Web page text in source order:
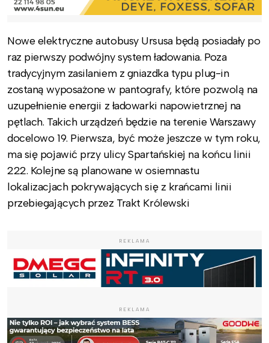
Nowe elektryczne autobusy Ursusa będą posiadały po
raz pierwszy podwójny system ładowania. Poza
tradycyjnym zasilaniem z gniazdka typu plug-in
zostaną wyposażone w pantografy, które pozwolą na
uzupełnienie energii z ładowarki napowietrznej na
pętlach. Takich urządzeń będzie na terenie Warszawy
docelowo 19. Pierwsza, być może jeszcze w tym roku,
ma się pojawić przy ulicy Spartańskiej na końcu linii
222. Kolejne są planowane w osiemnastu
lokalizacjach pokrywających się z krańcami linii
przebiegających przez Trakt Królewski
REKLAMA
REKLAMA